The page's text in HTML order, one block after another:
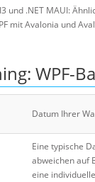
und .NET MAUI:
mit Avalonia und
WPF-
Datum Ihrer
Eine typische
abweichen auf
eine